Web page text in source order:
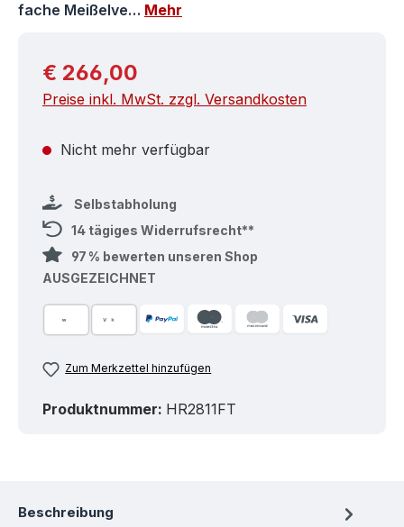
fache Meißelve… Mehr
Regulärer Preis:
€ 266,00
Preise inkl. MwSt. zzgl. Versandkosten
Nicht mehr verfügbar
Selbstabholung
14 tägiges Widerrufsrecht**
97 % bewerten unseren Shop
AUSGEZEICHNET
Zum Merkzettel hinzufügen
Produktnummer: HR2811FT
Beschreibung